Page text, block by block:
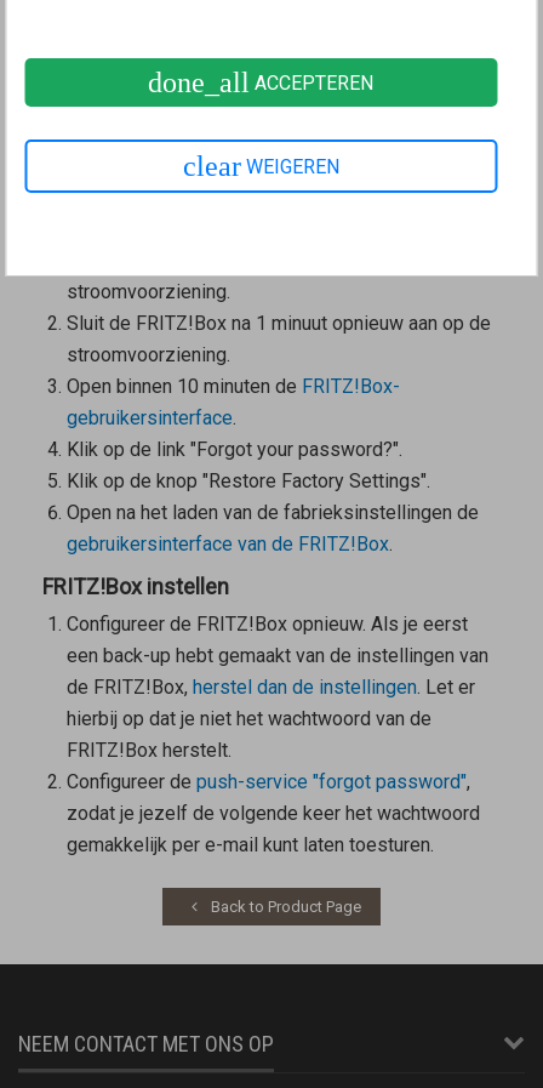
mail toe te laten sturen of wanneer je de e-mail niet
hebt ontvangen, heb je pas weer toegang tot de
gebruikersinterface als je de fabrieksinstellingen hebt
stroomvoorziening.
Sluit de FRITZ!Box na 1 minuut opnieuw aan op de
stroomvoorziening.
Open binnen 10 minuten de FRITZ!Box-
gebruikersinterface.
Klik op de link "Forgot your password?".
Klik op de knop "Restore Factory Settings".
Open na het laden van de fabrieksinstellingen de
gebruikersinterface van de FRITZ!Box.
FRITZ!Box instellen
Configureer de FRITZ!Box opnieuw. Als je eerst
een back-up hebt gemaakt van de instellingen van
de FRITZ!Box, herstel dan de instellingen. Let er
hierbij op dat je niethet wachtwoord van de
FRITZ!Box herstelt.
Configureer de push-service "forgot password",
zodat je jezelf de volgende keer het wachtwoord
gemakkelijk per e-mail kunt laten toesturen.
Back to Product Page
NEEM CONTACT MET ONS OP
done_all ACCEPTEREN
clear WEIGEREN